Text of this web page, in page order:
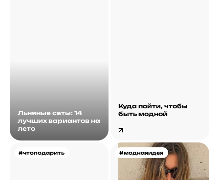
Льняные сеты: 14
лучших вариантов на
лето
Куда пойти, чтобы
быть модной
#чтоподарить #моднаяидея